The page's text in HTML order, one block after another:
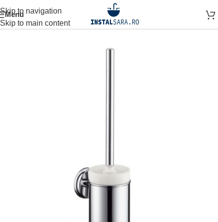
Skip to navigation
Skip to main content
Menu
Prima pagină ACCESORII BAIE ACCESORIU DE PERETE